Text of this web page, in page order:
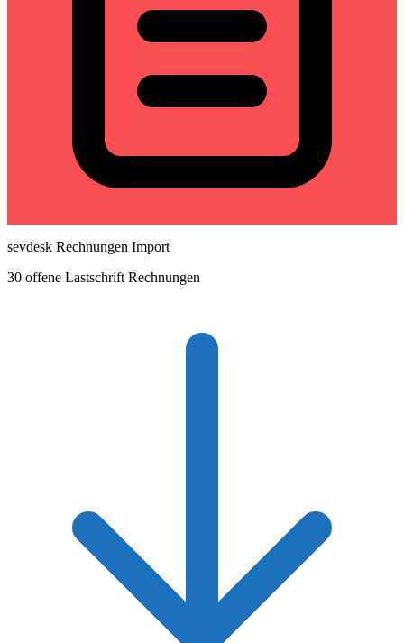
sevdesk Rechnungen Import
30 offene Lastschrift Rechnungen